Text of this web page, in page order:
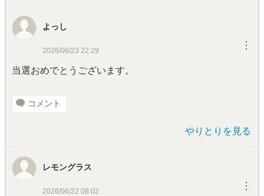
よっし
2026/06/23 22:29 ︙
当選おめでとうございます。
コメント
やりとりを見る
レモングラス
2026/06/22 08:02 ︙